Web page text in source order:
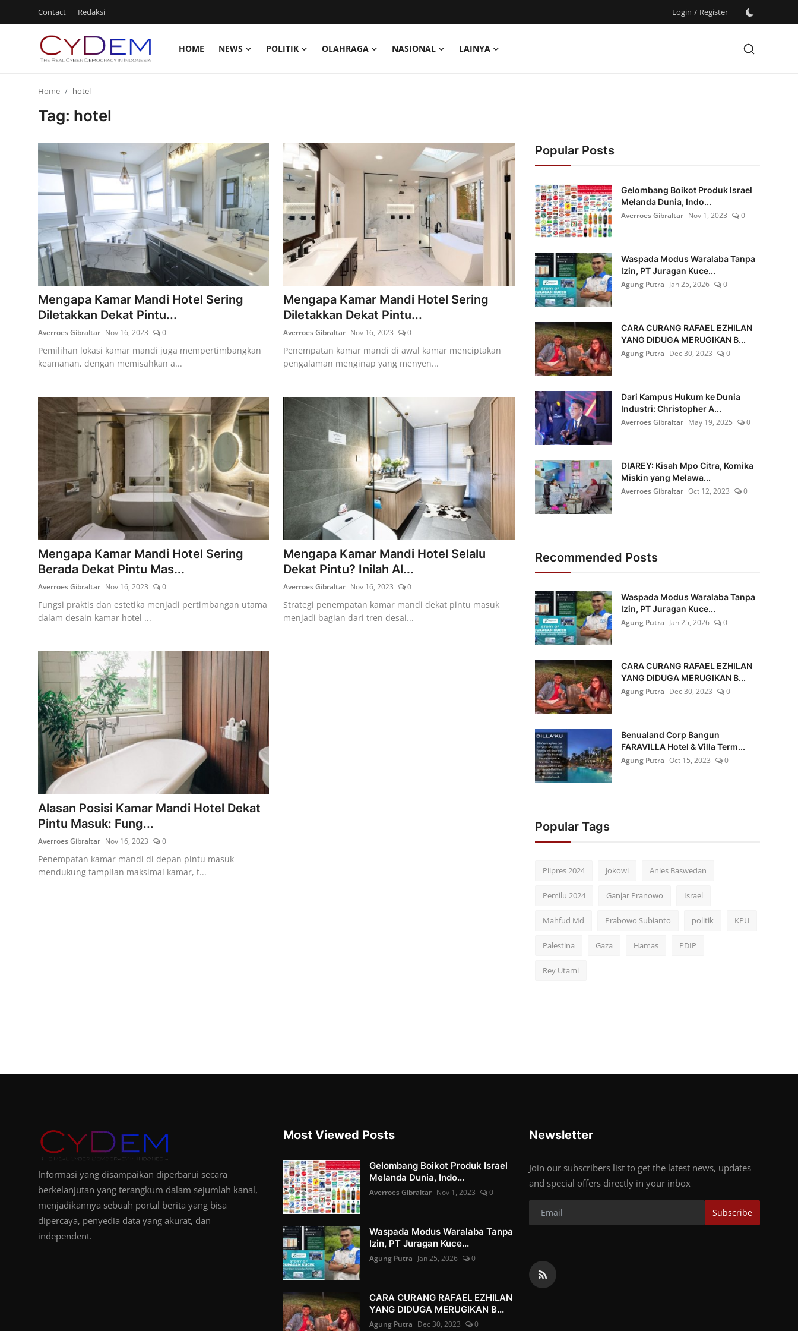
Contact Redaksi Login / Register
HOME NEWS POLITIK OLAHRAGA NASIONAL
LAINYA
Login
Register
Contact
Olahraga
Nasional
Home hotel
Tag: hotel
Mengapa Kamar Mandi Hotel Sering
Diletakkan Dekat Pintu...
Averroes Gibraltar Nov 16, 2023 0
Pemilihan lokasi kamar mandi juga mempertimbangkan
keamanan, dengan memisahkan a...
Mengapa Kamar Mandi Hotel Sering
Diletakkan Dekat Pintu...
Averroes Gibraltar Nov 16, 2023 0
Penempatan kamar mandi di awal kamar menciptakan
pengalaman menginap yang menyen...
Mengapa Kamar Mandi Hotel Sering
Berada Dekat Pintu Mas...
Averroes Gibraltar Nov 16, 2023 0
Fungsi praktis dan estetika menjadi pertimbangan utama
dalam desain kamar hotel ...
Mengapa Kamar Mandi Hotel Selalu
Dekat Pintu? Inilah Al...
Averroes Gibraltar Nov 16, 2023 0
Strategi penempatan kamar mandi dekat pintu masuk
menjadi bagian dari tren desai...
Alasan Posisi Kamar Mandi Hotel Dekat
Pintu Masuk: Fung...
Averroes Gibraltar Nov 16, 2023 0
Penempatan kamar mandi di depan pintu masuk
mendukung tampilan maksimal kamar, t...
Popular Posts
Gelombang Boikot Produk Israel
Melanda Dunia, Indo...
Averroes Gibraltar Nov 1, 2023 0
Waspada Modus Waralaba Tanpa
Izin, PT Juragan Kuce...
Agung Putra Jan 25, 2026 0
CARA CURANG RAFAEL EZHILAN
YANG DIDUGA MERUGIKAN B...
Agung Putra Dec 30, 2023 0
Dari Kampus Hukum ke Dunia
Industri: Christopher A...
Averroes Gibraltar May 19, 2025 0
DIAREY: Kisah Mpo Citra, Komika
Miskin yang Melawa...
Averroes Gibraltar Oct 12, 2023 0
Recommended Posts
Waspada Modus Waralaba Tanpa
Izin, PT Juragan Kuce...
Agung Putra Jan 25, 2026 0
CARA CURANG RAFAEL EZHILAN
YANG DIDUGA MERUGIKAN B...
Agung Putra Dec 30, 2023 0
Benualand Corp Bangun
FARAVILLA Hotel & Villa Term...
Agung Putra Oct 15, 2023 0
Popular Tags
Pilpres 2024 Jokowi Anies Baswedan
Pemilu 2024 Ganjar Pranowo Israel
Mahfud Md Prabowo Subianto politik KPU
Palestina Gaza Hamas PDIP
Rey Utami
Informasi yang disampaikan diperbarui secara
berkelanjutan yang terangkum dalam sejumlah kanal,
menjadikannya sebuah portal berita yang bisa
dipercaya, penyedia data yang akurat, dan
independent.
Most Viewed Posts
Gelombang Boikot Produk Israel
Melanda Dunia, Indo...
Averroes Gibraltar Nov 1, 2023 0
Waspada Modus Waralaba Tanpa
Izin, PT Juragan Kuce...
Agung Putra Jan 25, 2026 0
CARA CURANG RAFAEL EZHILAN
YANG DIDUGA MERUGIKAN B...
Agung Putra Dec 30, 2023 0
Newsletter
Join our subscribers list to get the latest news, updates
and special offers directly in your inbox
Subscribe